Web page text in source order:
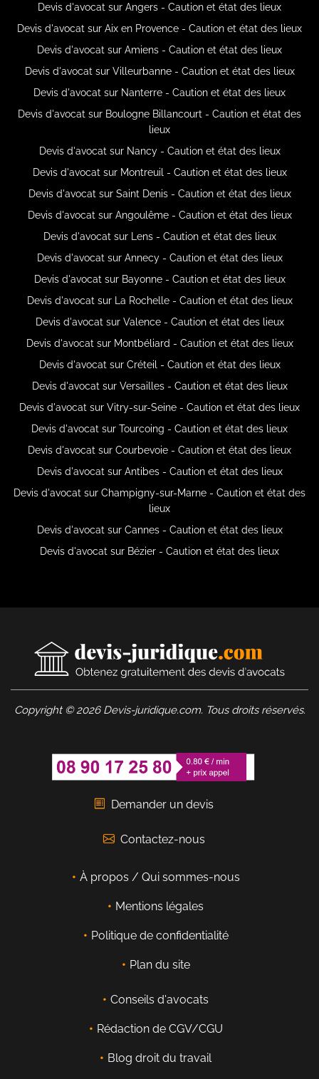
Devis d'avocat sur Angers - Caution et état des lieux
Devis d'avocat sur Aix en Provence - Caution et état des lieux
Devis d'avocat sur Amiens - Caution et état des lieux
Devis d'avocat sur Villeurbanne - Caution et état des lieux
Devis d'avocat sur Nanterre - Caution et état des lieux
Devis d'avocat sur Boulogne Billancourt - Caution et état des
lieux
Devis d'avocat sur Nancy - Caution et état des lieux
Devis d'avocat sur Montreuil - Caution et état des lieux
Devis d'avocat sur Saint Denis - Caution et état des lieux
Devis d'avocat sur Angoulême - Caution et état des lieux
Devis d'avocat sur Lens - Caution et état des lieux
Devis d'avocat sur Annecy - Caution et état des lieux
Devis d'avocat sur Bayonne - Caution et état des lieux
Devis d'avocat sur La Rochelle - Caution et état des lieux
Devis d'avocat sur Valence - Caution et état des lieux
Devis d'avocat sur Montbéliard - Caution et état des lieux
Devis d'avocat sur Créteil - Caution et état des lieux
Devis d'avocat sur Versailles - Caution et état des lieux
Devis d'avocat sur Vitry-sur-Seine - Caution et état des lieux
Devis d'avocat sur Tourcoing - Caution et état des lieux
Devis d'avocat sur Courbevoie - Caution et état des lieux
Devis d'avocat sur Antibes - Caution et état des lieux
Devis d'avocat sur Champigny-sur-Marne - Caution et état des
lieux
Devis d'avocat sur Cannes - Caution et état des lieux
Devis d'avocat sur Bézier - Caution et état des lieux
Copyright © 2026 Devis-juridique.com. Tous droits réservés.
Demander un devis
Contactez-nous
À propos / Qui sommes-nous
Mentions légales
Politique de confidentialité
Plan du site
Conseils d'avocats
Rédaction de CGV/CGU
Blog droit du travail